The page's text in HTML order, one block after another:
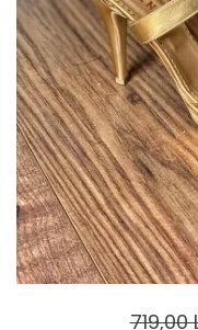
Posete
Rucsac
Plic
Saculet
Borsete
Mov
Visiniu
Maro
Albastru
719,00